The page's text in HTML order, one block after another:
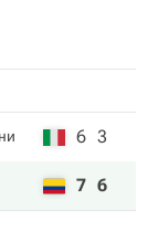
6 3
7 6